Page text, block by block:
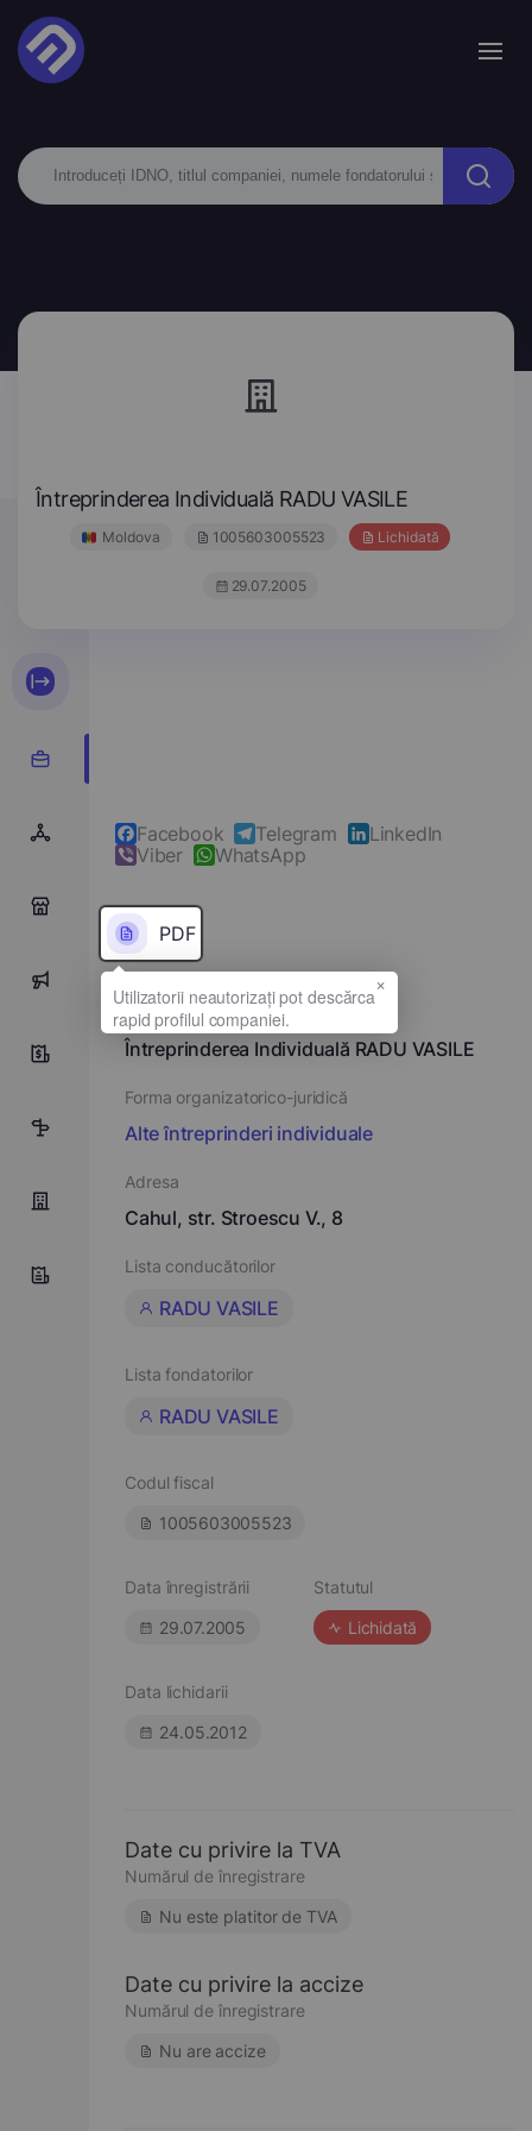
Întreprinderea Individuală RADU VASILE
Moldova 1005603005523 Lichidată
29.07.2005
0
7
Facebook Telegram
LinkedIn
Viber
WhatsApp
PDF
Denumirea completă
Întreprinderea Individuală RADU VASILE
Forma organizatorico-juridică
Alte întreprinderi individuale
Adresa
Cahul, str. Stroescu V., 8
Lista conducătorilor
RADU VASILE
Lista fondatorilor
RADU VASILE
Codul fiscal
1005603005523
Data înregistrării
29.07.2005
Statutul
Lichidată
Data lichidarii
24.05.2012
Date cu privire la TVA
Numărul de înregistrare
Nu este platitor de TVA
Date cu privire la accize
Numărul de înregistrare
Nu are accize
×